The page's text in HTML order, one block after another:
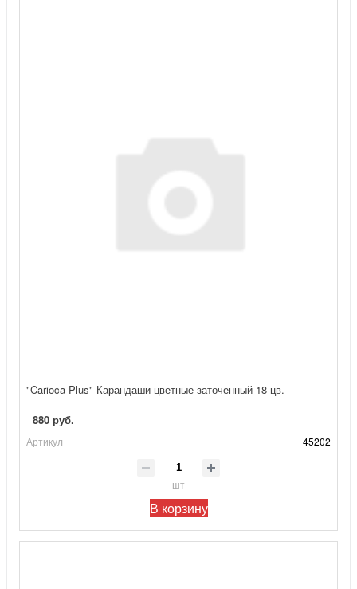
"Carioca Plus" Карандаши цветные заточенный 18 цв.
880 руб.
Артикул 45202
шт
В корзину